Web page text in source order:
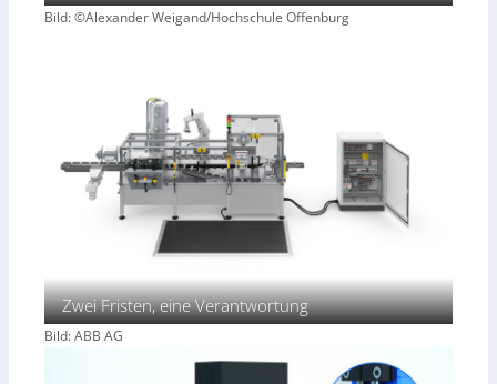
Bild: ©Alexander Weigand/Hochschule Offenburg
Zwei Fristen, eine Verantwortung
Bild: ABB AG